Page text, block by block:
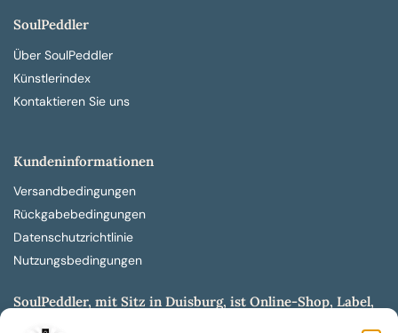
SoulPeddler
Über SoulPeddler
Künstlerindex
Kontaktieren Sie uns
Kundeninformationen
Versandbedingungen
Rückgabebedingungen
Datenschutzrichtlinie
Nutzungsbedingungen
SoulPeddler, mit Sitz in Duisburg, ist Online-Shop, Label,